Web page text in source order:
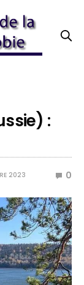
:
2023 0